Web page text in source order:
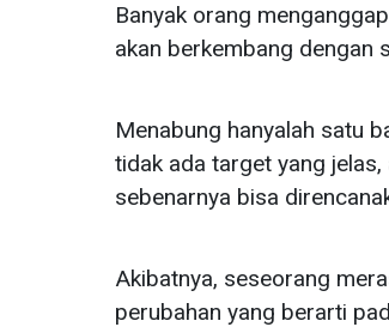
Banyak orang
akan berkembang dengan
Menabung hanyalah satu
tidak ada target yang
sebenarnya bisa
Akibatnya, seseorang
perubahan yang berarti